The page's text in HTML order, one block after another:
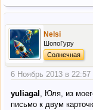
Nelsi
ШопоГуру
Солнечная
6 Ноябрь 2013 в 22:57
yuliagal , Юля, из
письмо к двум